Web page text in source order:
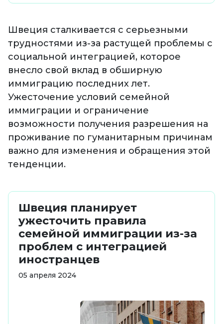
Швеция сталкивается с серьезными
трудностями из-за растущей проблемы с
социальной интеграцией, которое
внесло свой вклад в обширную
иммиграцию последних лет.
Ужесточение условий семейной
иммиграции и ограничение
возможности получения разрешения на
проживание по гуманитарным причинам
важно для изменения и обращения этой
тенденции.
Швеция планирует
ужесточить правила
семейной иммиграции из-за
проблем с интеграцией
иностранцев
05 апреля 2024